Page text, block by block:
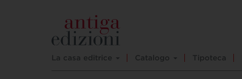
La casa editrice Catalogo Tipoteca